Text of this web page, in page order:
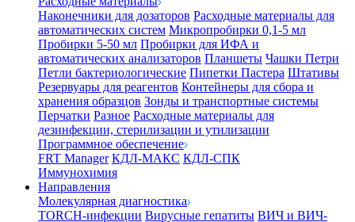
Наконечники для дозаторов Расходные материалы для
автоматических систем Микропробирки 0,1-5 мл
Пробирки 5-50 мл Пробирки для ИФА и
автоматических анализаторов Планшеты Чашки Петри
Петли бактериологические Пипетки Пастера Штативы
Резервуары для реагентов Контейнеры для сбора и
хранения образцов Зонды и транспортные системы
Перчатки Разное Расходные материалы для
дезинфекции, стерилизации и утилизации
Программное обеспечение
FRT Manager КДЛ-МАКС КДЛ-СПК
Иммунохимия
Направления
Молекулярная диагностика
TORCH-инфекции Вирусные гепатиты ВИЧ и ВИЧ-